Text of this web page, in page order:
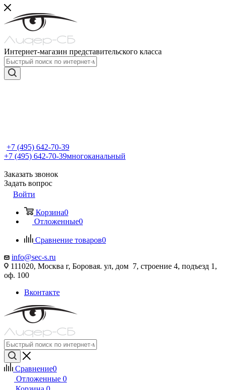
Интернет-магазин представительского класса
+7 (495) 642-70-39
+7 (495) 642-70-39многоканальный
Заказать звонок
Задать вопрос
Войти
Корзина0
Отложенные0
Сравнение товаров0
info@sec-s.ru
111020, Москва г, Боровая. ул, дом 7, строение 4, подъезд 1,
оф. 100
Вконтакте
Сравнение0
Отложенные 0